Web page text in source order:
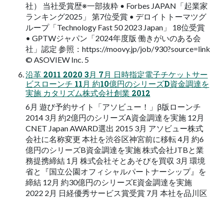
社） 当社受賞歴※一部抜粋 • Forbes JAPAN「起業家
ランキング2025」 第7位受賞 • デロイトトーマツグ
ループ「Technology Fast 50 2023 Japan」 18位受賞
• GPTWジャパン「2024年度版 働きがいのある会
社」認定 参照：https://moovy.jp/job/930?source=link
© ASOVIEW Inc. 5
沿革 2011 2020 3月 7月 日時指定電子チケットサー
ビスローンチ 11月 約10億円のシリーズD資金調達を
実施 カタリズム株式会社創業 2012
6月 遊び予約サイト「アソビュー！」β版ローンチ
2014 3月 約2億円のシリーズA資金調達を実施 12月
CNET Japan AWARD選出 2015 3月 アソビュー株式
会社に名称変更 本社を渋谷区神宮前に移転 4月 約6
億円のシリーズB資金調達を実施 株式会社JTBと業
務提携締結 1月 株式会社そとあそびを買収 3月 環境
省と『国立公園オフィシャルパートナーシップ』を
締結 12月 約30億円のシリーズE資金調達を実施
2022 2月 日経優秀サービス賞受賞 7月 本社を品川区